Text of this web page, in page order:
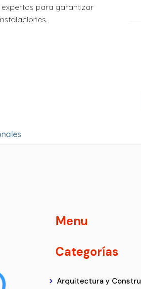
para garantizar
Menu
Categorías
Arquitectura y